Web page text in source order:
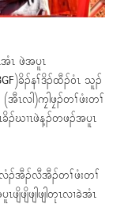
ၤ ဖဲအပူၤ
ခိၣ်နၢ်ဒိၣ်ထီၣ်ဝံၤ သူၣ်
လါ)ကၠါဖၠၣ်တၢ်ဖံးတၢ်
ၣ်ဃၢၤဖဲန့ၣ်တဖၣ်အပူၤ
လံၣ်အီၣ်လီအီၣ်တၢ်ဖံးတၢ်
ျိဖျါဖျါတုၤလၢခဲအံၤ